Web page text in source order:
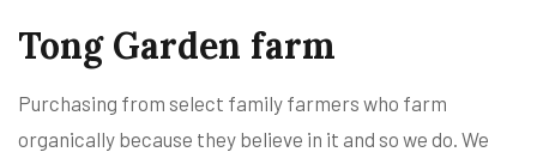
Tong Garden farm
Purchasing from select family farmers who farm
organically because they believe in it and so we do. We